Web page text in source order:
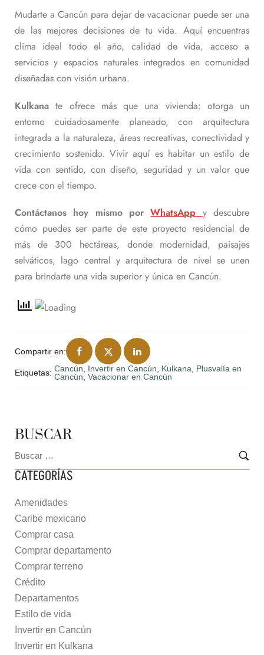
Mudarte a Cancún para dejar de vacacionar puede ser una
de las mejores decisiones de tu vida. Aquí encuentras
clima ideal todo el año, calidad de vida, acceso a
servicios y espacios naturales integrados en comunidad
diseñadas con visión urbana.
Kulkana te ofrece más que una vivienda: otorga un
entorno cuidadosamente planeado, con arquitectura
integrada a la naturaleza, áreas recreativas, conectividad y
crecimiento sostenido. Vivir aquí es habitar un estilo de
vida con sentido, con diseño, seguridad y un valor que
crece con el tiempo.
Contáctanos hoy mismo porWhatsApp y descubre
cómo puedes ser parte de este proyecto residencial de
más de 300 hectáreas, donde modernidad, paisajes
selváticos, lago central y arquitectura de nivel se unen
para brindarte una vida superior y única en Cancún.
Compartir en:
Etiquetas: Cancún Invertir en Cancún Kulkana
Plusvalía en
Cancún Vacacionar en Cancún
BUSCAR
CATEGORÍAS
Amenidades
Caribe mexicano
Comprar casa
Comprar departamento
Comprar terreno
Crédito
Departamentos
Estilo de vida
Invertir en Cancún
Invertir en Kulkana